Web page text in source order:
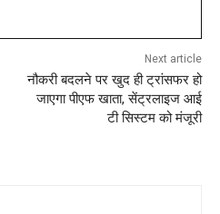
Next article
नौकरी बदलने पर खुद ही ट्रांसफर हो
जाएगा पीएफ खाता, सेंट्रलाइज आई
टी सिस्टम को मंजूरी